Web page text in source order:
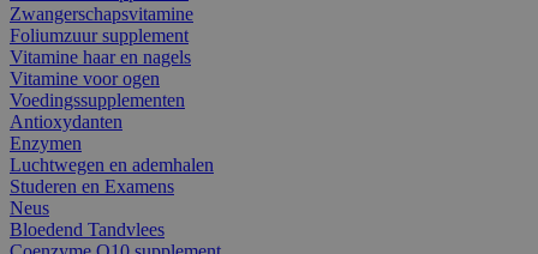
Zwangerschapsvitamine
Foliumzuur supplement
Vitamine haar en nagels
Vitamine voor ogen
Voedingssupplementen
Antioxydanten
Enzymen
Luchtwegen en ademhalen
Studeren en Examens
Neus
Bloedend Tandvlees